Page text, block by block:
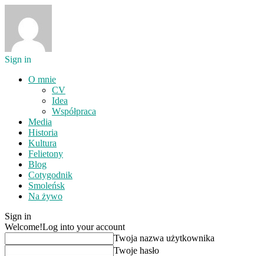
Sign in
O mnie
CV
Idea
Współpraca
Media
Historia
Kultura
Felietony
Blog
Cotygodnik
Smoleńsk
Na żywo
Sign in
Welcome!Log into your account
Twoja nazwa użytkownika
Twoje hasło